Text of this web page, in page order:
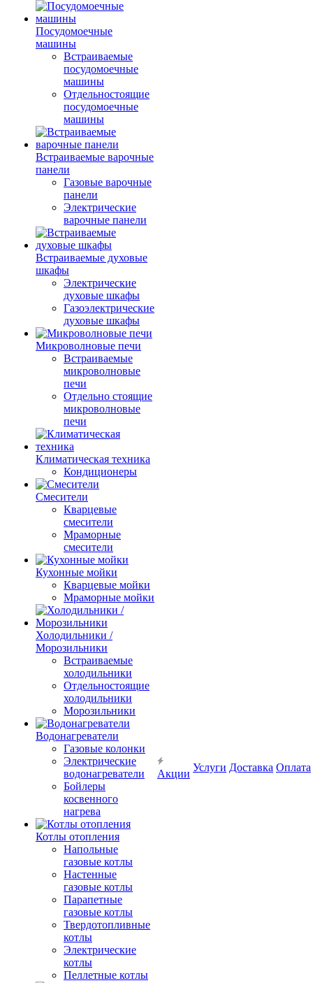
Посудомоечные
машины
Встраиваемые
посудомоечные
машины
Отдельностоящие
посудомоечные
машины
Встраиваемые варочные
панели
Газовые варочные
панели
Электрические
варочные панели
Встраиваемые духовые
шкафы
Электрические
духовые шкафы
Газоэлектрические
духовые шкафы
Микроволновые печи
Встраиваемые
микроволновые
печи
Отдельно стоящие
микроволновые
печи
Климатическая техника
Кондиционеры
Смесители
Кварцевые
смесители
Мраморные
смесители
Кухонные мойки
Кварцевые мойки
Мраморные мойки
Холодильники /
Морозильники
Встраиваемые
холодильники
Отдельностоящие
холодильники
Морозильники
Водонагреватели
Газовые колонки
Электрические
водонагреватели
Бойлеры
косвенного
нагрева
Котлы отопления
Напольные
газовые котлы
Настенные
газовые котлы
Парапетные
газовые котлы
Твердотопливные
котлы
Электрические
котлы
Пеллетные котлы
Акции
Услуги Доставка Оплата